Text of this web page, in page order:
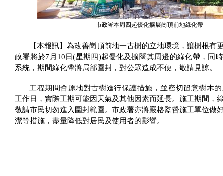
市政署本周四起優化擴展崗頂前地綠化帶
【本報訊】為改善崗頂前地一古樹的立地環境，讓樹根有
政署將於7 月 10 日(星期四)起優化及擴闊其周邊的綠化帶，同
系統，期間綠化帶將局部圍封，對公眾造成不便，敬請見諒。
工程期間會原地對古樹進行保護措施，並密切留意樹木
工作日，實際工期可能因天氣及其他因素而延長。施工期間，
敬請市民切勿進入圍封範圍。市政署亦將嚴格監督施工單位做
潔等措施，盡量降低對居民及使用者的影響。